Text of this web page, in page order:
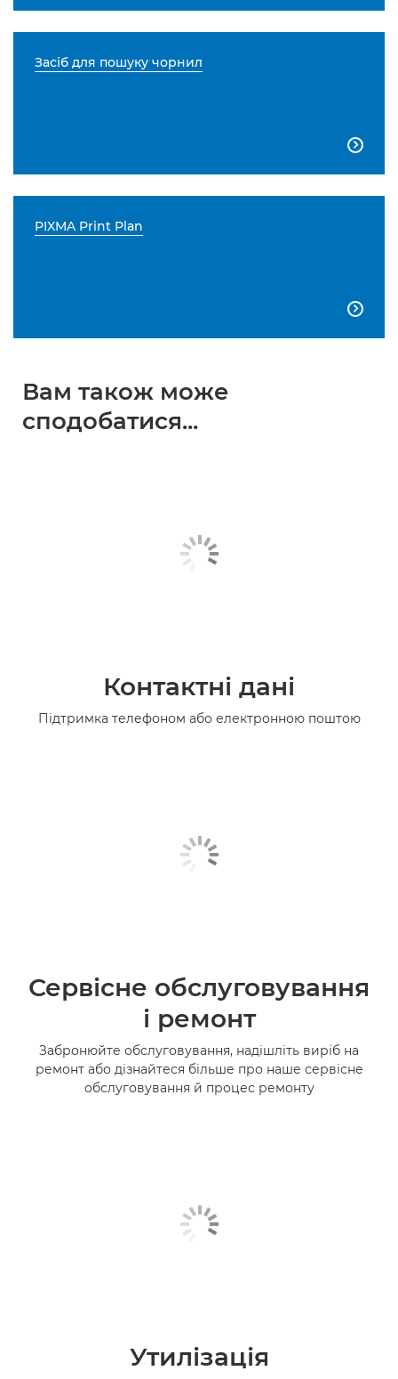
Засіб для пошуку чорнил

PIXMA Print Plan

Вам також може
сподобатися...
Контактні дані
Підтримка телефоном або електронною поштою
Сервісне обслуговування
і ремонт
Забронюйте обслуговування, надішліть виріб на
ремонт або дізнайтеся більше про наше сервісне
обслуговування й процес ремонту
Утилізація